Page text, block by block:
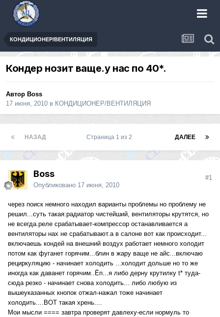
КОНДИЦИОНЕР/ВЕНТИЛЯЦИЯ
Кондер нозит ваще.у нас по 40*.
Автор Boss
17 июня, 2010 в КОНДИЦИОНЕР/ВЕНТИЛЯЦИЯ
НАЗАД ДАЛЕЕ
Страница 1 из 2
Boss
Опубликовано 17 июня, 2010
#1
через поиск немного находил варианты проблемы но проблему не
решил...суть такая:радиатор чистейший, вентиляторы крутятся, но
не всегда.реле срабатывает-компрессор останавливается а
вентиляторы нах не срабатывают.а в салоне вот как происходит...
включаешь кондей на внешний воздух работает немного холодит
потом как фуганет горячим...блин в жару ваще не айс...включаю
рециркуляцию - начинает холодить ...холодит дольше но то же
иногда как даванет горячим..Ёп...я либо дерну крутилку t* туда-
сюда резко - начинает снова холодить... либо любую из
вышеуказанных кнопок отжал-нажал тоже начинает
холодить....ВОТ такая хрень....
Мои мысли ==== завтра проверят давлеху-если нормуль то